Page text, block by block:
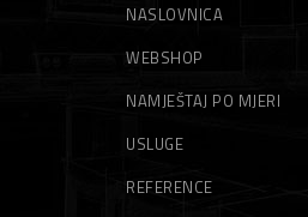
NASLOVNICA
WEBSHOP
NAMJEŠTAJ PO MJERI
USLUGE
REFERENCE